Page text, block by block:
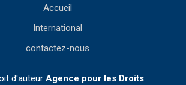
Accueil
International
contactez-nous
d'auteur Agence pour les Droits